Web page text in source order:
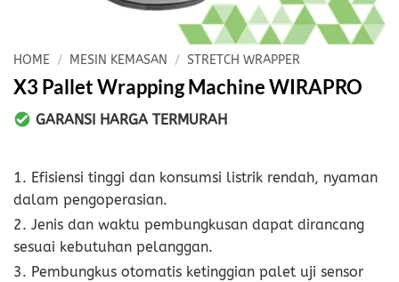
HOME / MESIN KEMASAN / STRETCH WRAPPER
X3 Pallet Wrapping Machine WIRAPRO
GARANSI HARGA TERMURAH
1. Efisiensi tinggi dan konsumsi listrik rendah, nyaman
dalam pengoperasian.
2. Jenis dan waktu pembungkusan dapat dirancang
sesuai kebutuhan pelanggan.
3. Pembungkus otomatis ketinggian palet uji sensor